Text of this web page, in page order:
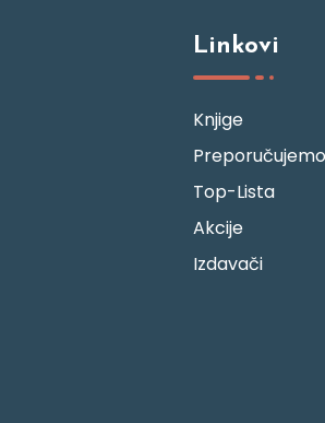
Linkovi
Knjige
Preporučujemo
Top-Lista
Akcije
Izdavači